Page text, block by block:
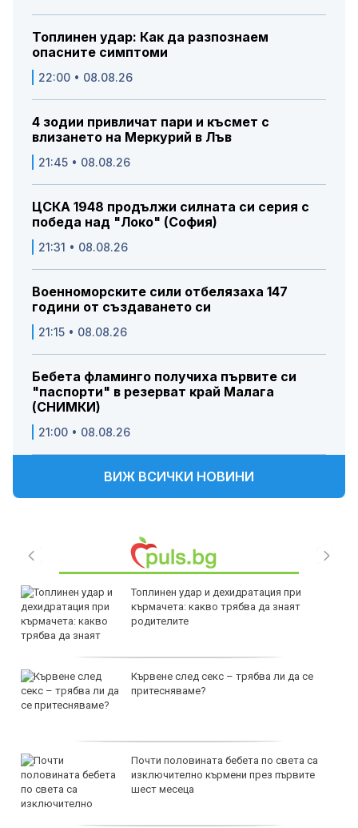
Топлинен удар: Как да разпознаем
опасните симптоми
22:00 • 08.08.26
4 зодии привличат пари и късмет с
влизането на Меркурий в Лъв
21:45 • 08.08.26
ЦСКА 1948 продължи силната си серия с
победа над "Локо" (София)
21:31 • 08.08.26
Военноморските сили отбелязаха 147
години от създаването си
21:15 • 08.08.26
Бебета фламинго получиха първите си
"паспорти" в резерват край Малага
(СНИМКИ)
21:00 • 08.08.26
ВИЖ ВСИЧКИ НОВИНИ
Топлинен удар и дехидратация при
кърмачета: какво трябва да знаят
родителите
Кървене след секс – трябва ли да се
притесняваме?
Почти половината бебета по света са
изключително кърмени през първите
шест месеца